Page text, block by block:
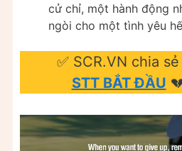
cử chỉ, một hành động
ngòi cho một tình yêu
✅ SCR.VN chia
STT BẮT ĐẦU